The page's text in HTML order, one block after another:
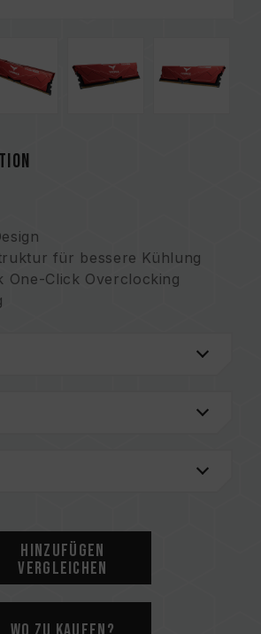
für bessere Kühlung
One-Click Overclocking
ICs (PMICs) für stabile,
Kühlungsdesign
ausgewählt
Liste der kompatiblen
Sie im Abschnitt
.
vor dem Kauf von
die vom Motherboard-
Hinzufügen
Vergleichen